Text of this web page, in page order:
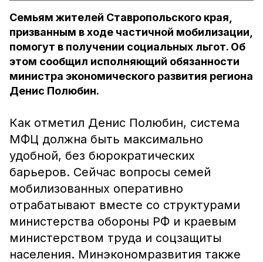
Семьям жителей Ставропольского края,
призванным в ходе частичной мобилизации,
помогут в получении социальных льгот. Об
этом сообщил исполняющий обязанности
министра экономического развития региона
Денис Полюбин.
Как отметил Денис Полюбин, система
МФЦ должна быть максимально
удобной, без бюрократических
барьеров. Сейчас вопросы семей
мобилизованных оперативно
отрабатывают вместе со структурами
министерства обороны РФ и краевым
министерством труда и соцзащиты
населения. Минэкономразвития также